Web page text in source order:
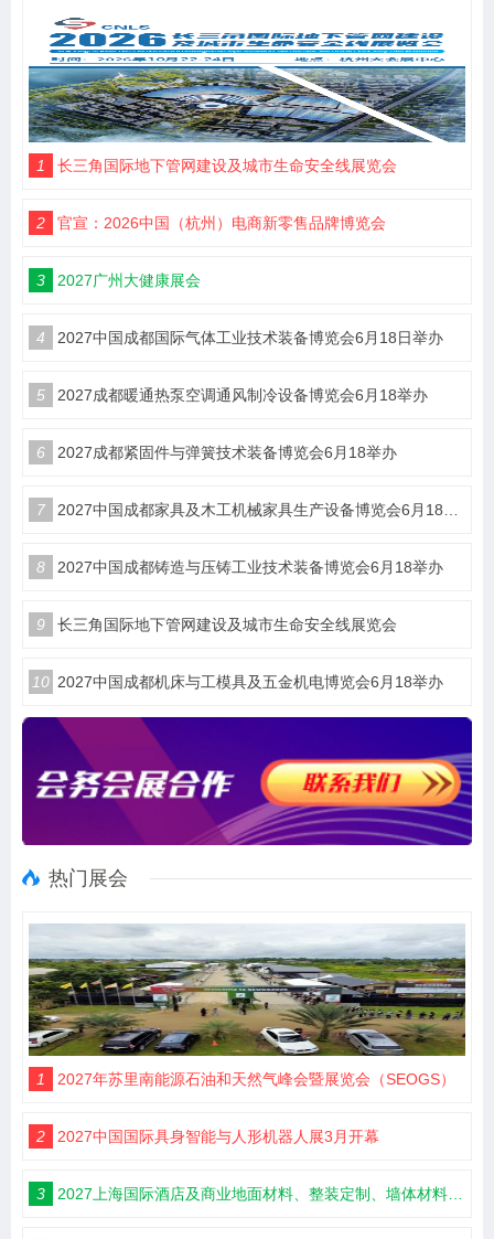
1 长三角国际地下管网建设及城市生命安全线展览会
2 官宣：2026中国（杭州）电商新零售品牌博览会
3 2027广州大健康展会
4 2027中国成都国际气体工业技术装备博览会6月18日举办
5 2027成都暖通热泵空调通风制冷设备博览会6月18举办
6 2027成都紧固件与弹簧技术装备博览会6月18举办
7 2027中国成都家具及木工机械家具生产设备博览会6月18举办
8 2027中国成都铸造与压铸工业技术装备博览会6月18举办
9 长三角国际地下管网建设及城市生命安全线展览会
10 2027中国成都机床与工模具及五金机电博览会6月18举办
热门展会
1 2027年苏里南能源石油和天然气峰会暨展览会（SEOGS）
2 2027中国国际具身智能与人形机器人展3月开幕
3 2027上海国际酒店及商业地面材料、整装定制、墙体材料及精品设计、智慧酒店、照明及智能控制博览会 展位火热销售中！